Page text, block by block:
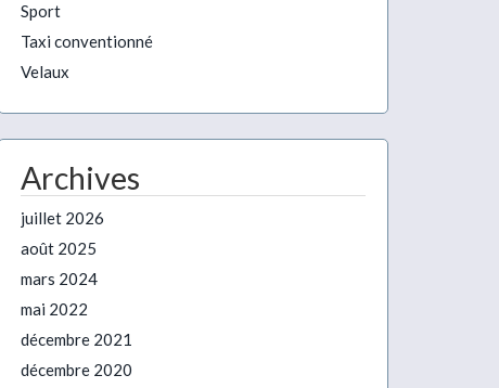
Sport
Taxi conventionné
Velaux
Archives
juillet 2026
août 2025
mars 2024
mai 2022
décembre 2021
décembre 2020